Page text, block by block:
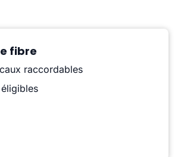
fibre
raccordables